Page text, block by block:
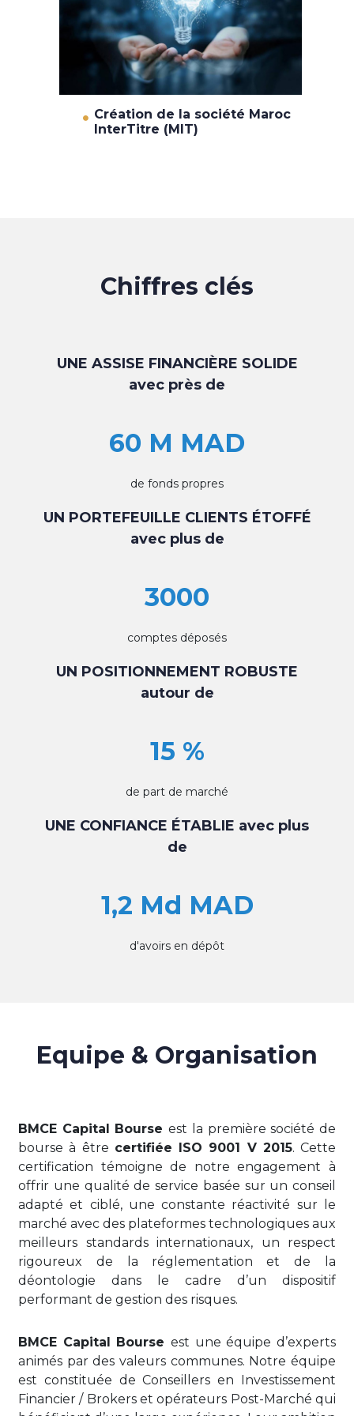
Création de la société Maroc
InterTitre (MIT)
Chiffres clés
UNE ASSISE FINANCIÈRE SOLIDE
avec près de
60 M MAD
de fonds propres
UN PORTEFEUILLE CLIENTS ÉTOFFÉ
avec plus de
3000
comptes déposés
UN POSITIONNEMENT ROBUSTE
autour de
15 %
de part de marché
UNE CONFIANCE ÉTABLIE avec plus
de
1,2 Md MAD
d'avoirs en dépôt
Equipe & Organisation
BMCE Capital Bourseest la première société de
bourse à être certifiée ISO 9001 V 2015. Cette
certification témoigne de notre engagement à
offrir une qualité de service basée sur un conseil
adapté et ciblé, une constante réactivité sur le
marché avec des plateformes technologiques aux
meilleurs standards internationaux, un respect
rigoureux de la réglementation et de la
déontologie dans le cadre d’un dispositif
performant de gestion des risques.
BMCE Capital Bourse est une équipe d’experts
animés par des valeurs communes. Notre équipe
est constituée de Conseillers en Investissement
Financier / Brokers et opérateurs Post-Marché qui